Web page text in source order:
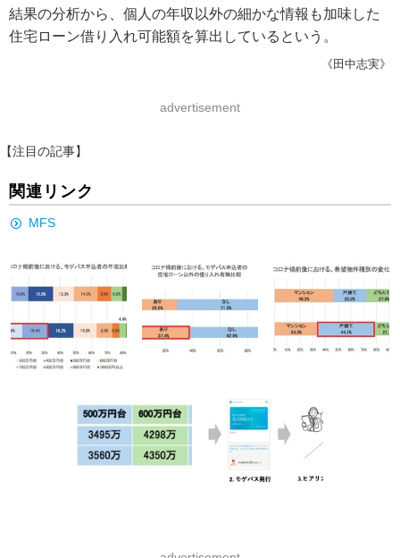
結果の分析から、個人の年収以外の細かな情報も加味した
住宅ローン借り入れ可能額を算出しているという。
《田中志実》
advertisement
【注目の記事】
関連リンク
MFS